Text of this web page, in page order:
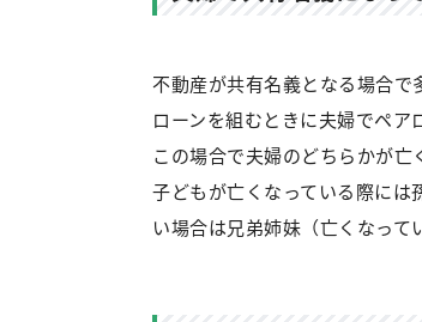
不動産が共有名義となる場合で
ローンを組むときに夫婦でペア
この場合で夫婦のどちらかが亡
子どもが亡くなっている際には
い場合は兄弟姉妹（亡くなって